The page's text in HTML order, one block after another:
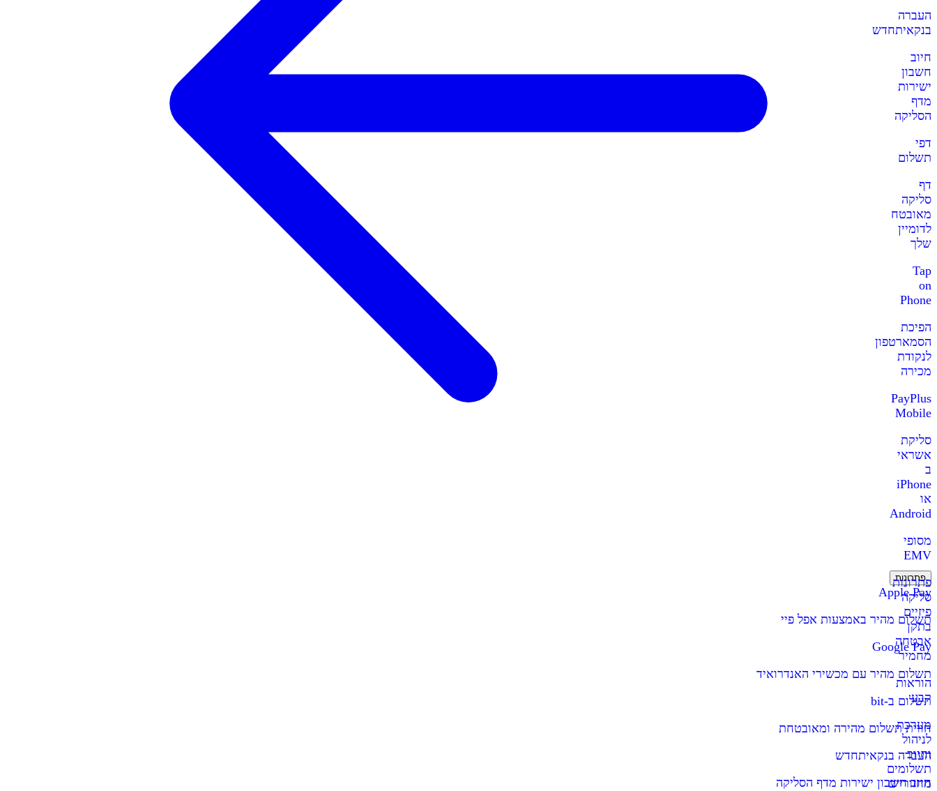
העברה
בנקאיתחדש
חיוב
חשבון
ישירות
מדף
הסליקה
דפי
תשלום
דף
סליקה
מאובטח
לדומיין
שלך
Tap
on
Phone
הפיכת
הסמארטפון
לנקודת
מכירה
PayPlus
Mobile
סליקת
אשראי
ב
iPhone
או
Android
מסופי
EMV
פתרונות
סליקה
פיזיים
בתקן
אבטחה
מחמיר
הוראות
קבע
מערכת
לניהול
וחיוב
תשלומים
מחזוריים
פתרונות
Apple Pay
תשלום מהיר באמצעות אפל פיי
Google Pay
תשלום מהיר עם מכשירי האנדרואיד
תשלום ב-bit
חווית תשלום מהירה ומאובטחת
העברה בנקאיתחדש
חיוב חשבון ישירות מדף הסליקה